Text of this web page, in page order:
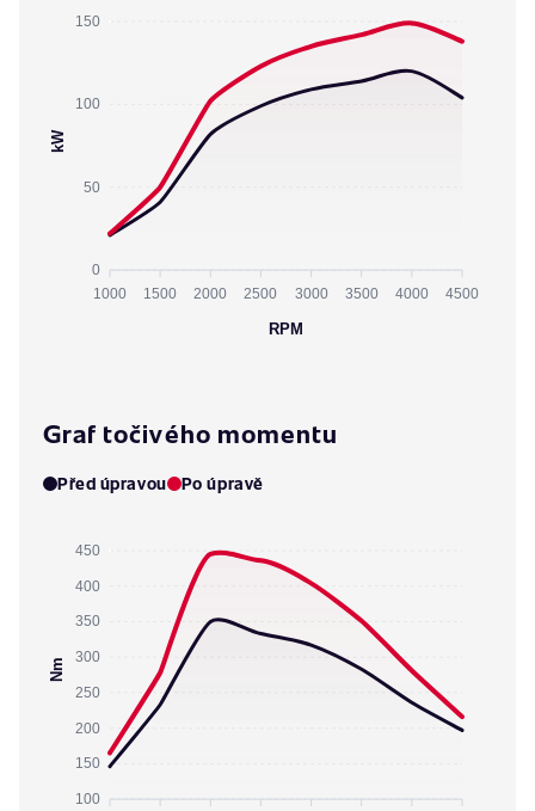
150
100
50
0
kW
1000 1500 2000 2500 3000 3500 4000 4500
RPM
Graf točivého momentu
Před úpravou Po úpravě
450
400
350
300
250
200
150
100
Nm